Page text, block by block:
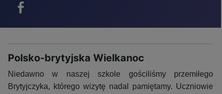
Polsko-brytyjska Wielkanoc
Niedawno w naszej szkole gościliśmy przemiłego
Brytyjczyka, którego wizytę nadal pamiętamy. Uczniowie